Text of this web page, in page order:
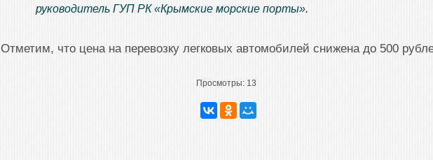
руководитель ГУП РК «Крымские морские порты».
Отметим, что цена на перевозку легковых автомобилей снижена до 500
Просмотры: 13